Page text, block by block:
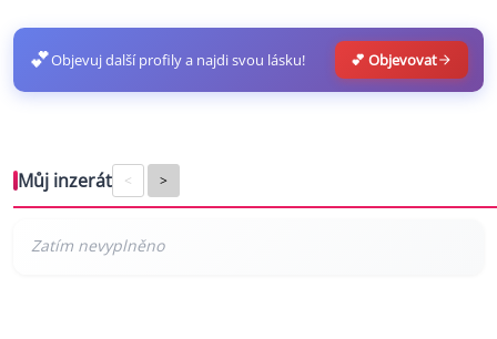
💕Objevuj další profily a najdi svou lásku! 💕 Objevovat
Můj inzerát < >